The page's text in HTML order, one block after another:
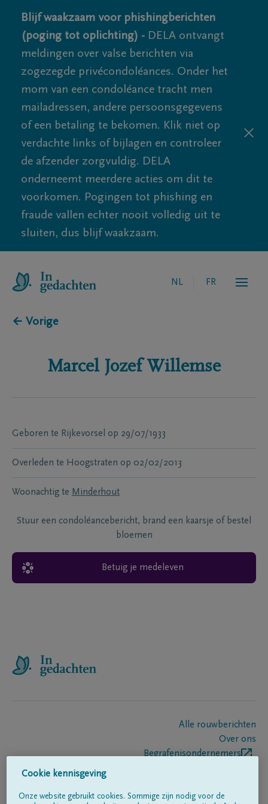
Blijf waakzaam voor phishingberichten
(poging tot oplichting) - DELA ontvangt
meldingen over valse berichten via
zogezegde privécondoléances. Onder het
mom van een condoléance tracht men
mailadressen, andere persoonsgegevens
of een betaling te bekomen. Klik niet op
verdachte links of bijlagen en controleer
de afzender zorgvuldig. DELA
onderneemt meerdere acties om dit te
voorkomen. Pogingen tot phishing en
fraude vallen echter nooit volledig uit te
sluiten, dus blijf waakzaam.
NL FR
← Vorige
Marcel Jozef Willemse
Geboren te Rijkevorsel op 29/07/1933
Overleden te Hoogstraten op 02/02/2013
Woonachtig te Minderhout
Stuur een condoléancebericht, brand een kaarsje of bestel
bloemen
Betuig je medeleven
Alle rouwberichten
Over ons
Begrafenisondernemers
Cookie kennisgeving
Onze website gebruikt cookies. Sommige zijn nodig voor de